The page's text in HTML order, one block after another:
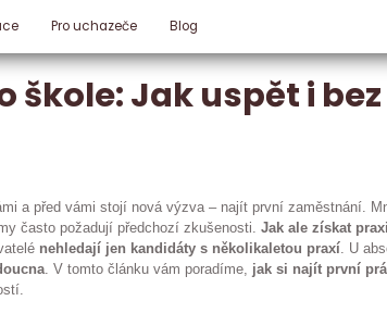
Pro uchazeče Blog
škole: Jak uspět i
a před vámi stojí nová výzva – najít první zaměstnání.
často požadují předchozí zkušenosti.Jak ale získat
nehledají jen kandidáty s několikaletou praxí. U
. V tomto článku vám poradíme, jak si najít první